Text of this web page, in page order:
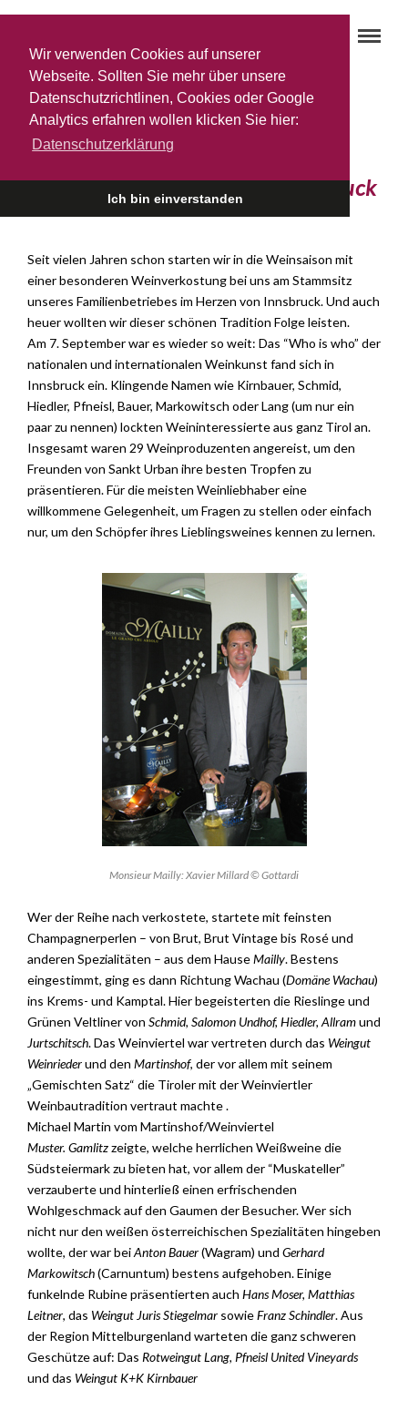
Wir verwenden Cookies auf unserer
Webseite. Sollten Sie mehr über unsere
Datenschutzrichtlinen, Cookies oder Google
Analytics erfahren wollen klicken Sie hier:
Datenschutzerklärung
Ich bin einverstanden
Genuss-Start in die neue
Weinsaison 2011/2012:
Winzerriege kommt nach Innsbruck
Seit vielen Jahren schon starten wir in die Weinsaison mit
einer besonderen Weinverkostung bei uns am Stammsitz
unseres Familienbetriebes im Herzen von Innsbruck. Und auch
heuer wollten wir dieser schönen Tradition Folge leisten.
Am 7. September war es wieder so weit: Das “Who is who” der
nationalen und internationalen Weinkunst fand sich in
Innsbruck ein. Klingende Namen wie Kirnbauer, Schmid,
Hiedler, Pfneisl, Bauer, Markowitsch oder Lang (um nur ein
paar zu nennen) lockten Weininteressierte aus ganz Tirol an.
Insgesamt waren 29 Weinproduzenten angereist, um den
Freunden von Sankt Urban ihre besten Tropfen zu
präsentieren. Für die meisten Weinliebhaber eine
willkommene Gelegenheit, um Fragen zu stellen oder einfach
nur, um den Schöpfer ihres Lieblingsweines kennen zu lernen.
Monsieur Mailly: Xavier Millard © Gottardi
Wer der Reihe nach verkostete, startete mit feinsten
Champagnerperlen – von Brut, Brut Vintage bis Rosé und
anderen Spezialitäten – aus dem HauseMailly. Bestens
eingestimmt, ging es dann Richtung Wachau (Domäne Wachau)
ins Krems- und Kamptal. Hier begeisterten die Rieslinge und
Grünen Veltliner von Schmid, Salomon Undhof, Hiedler, Allramund
Jurtschitsch. Das Weinviertel war vertreten durch das Weingut
Weinriederund den Martinshof, der vor allem mit seinem
„Gemischten Satz“ die Tiroler mit der Weinviertler
Weinbautradition vertraut machte .
Michael Martin vom Martinshof/Weinviertel
Muster. Gamlitzzeigte, welche herrlichen Weißweine die
Südsteiermark zu bieten hat, vor allem der “Muskateller”
verzauberte und hinterließ einen erfrischenden
Wohlgeschmack auf den Gaumen der Besucher. Wer sich
nicht nur den weißen österreichischen Spezialitäten hingeben
wollte, der war beiAnton Bauer(Wagram) und Gerhard
Markowitsch(Carnuntum) bestens aufgehoben. Einige
funkelnde Rubine präsentierten auch Hans Moser, Matthias
Leitner, das Weingut Juris Stiegelmar sowieFranz Schindler. Aus
der Region Mittelburgenland warteten die ganz schweren
Geschütze auf: Das Rotweingut Lang, Pfneisl United Vineyards
und das Weingut K+K Kirnbauer